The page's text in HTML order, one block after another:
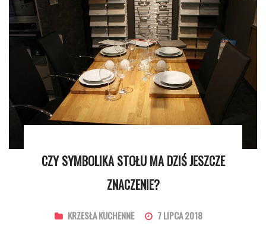
CZY SYMBOLIKA STOŁU MA DZIŚ JESZCZE
ZNACZENIE?
KRZESŁA KUCHENNE 7 LIPCA 2018